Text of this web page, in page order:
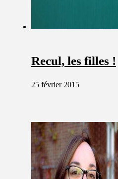
Recul, les filles !
25 février 2015